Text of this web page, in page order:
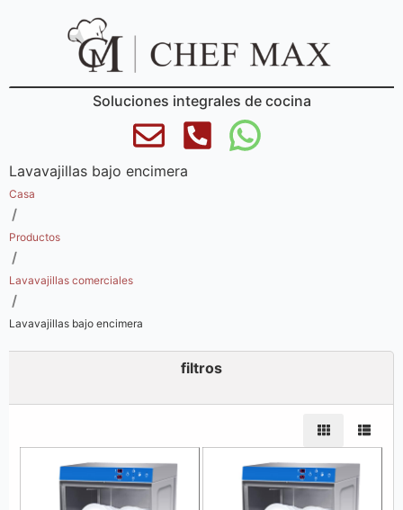
Soluciones integrales de cocina
Lavavajillas bajo encimera
Casa
/
Productos
/
Lavavajillas comerciales
/
Lavavajillas bajo encimera
filtros